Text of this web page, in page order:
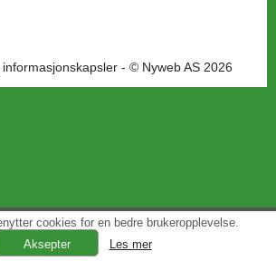
- © Nyweb AS 2026
cookies for en bedre brukeropplevelse.
Les mer